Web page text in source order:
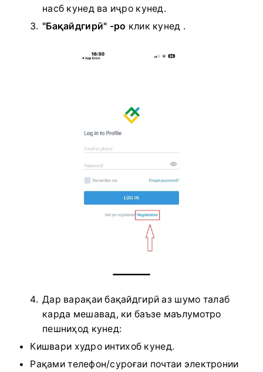
насб кунед ва иҷро кунед.
"Бақайдгирӣ" -ро клик кунед .
Дар варақаи бақайдгирӣ аз шумо талаб
карда мешавад, ки баъзе маълумотро
пешниҳод кунед:
Кишвари худро интихоб кунед.
Рақами телефон/суроғаи почтаи электронии